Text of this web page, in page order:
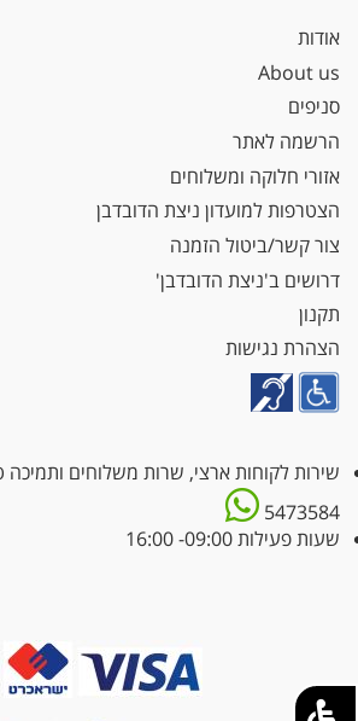
אודות
About us
סניפים
הרשמה לאתר
אזורי חלוקה ומשלוחים
הצטרפות למועדון ניצת הדובדבן
צור קשר/ביטול הזמנה
דרושים ב'ניצת הדובדבן'
תקנון
הצהרת נגישות
שירות לקוחות ארצי, שרות משלוחים
5473584
שעות פעילות 09:00- 16:00